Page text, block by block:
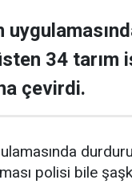
34 tarım
çevirdi.
polisi bile